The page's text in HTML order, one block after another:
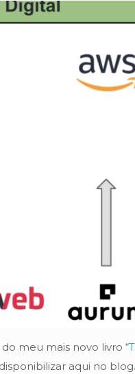
meu mais novo livro “
aqui no